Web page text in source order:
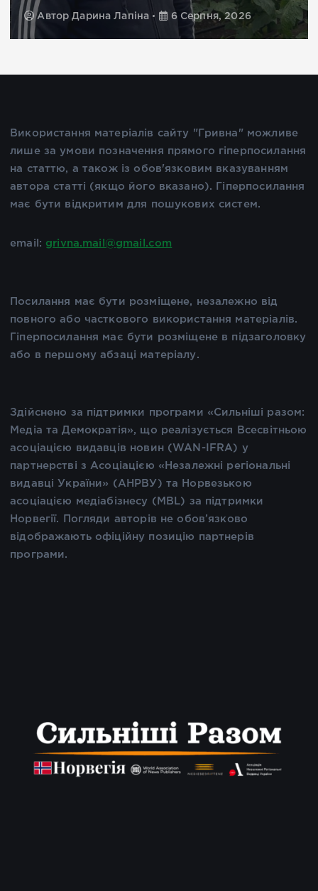
АвторДарина Лапіна 6 Серпня, 2026
Використання матеріалів сайту "Гривна" можливе
лише за умови позначення прямого гіперпосилання
на статтю, а також із обов'язковим вказуванням
автора статті (якщо його вказано). Гіперпосилання
має бути відкритим для пошукових систем.
email: grivna.mail@gmail.com
Посилання має бути розміщене, незалежно від
повного або часткового використання матеріалів.
Гіперпосилання має бути розміщене в підзаголовку
або в першому абзаці матеріалу.
Здійснено за підтримки програми «Сильніші разом:
Медіа та Демократія», що реалізується Всесвітньою
асоціацією видавців новин (WAN-IFRA) у
партнерстві з Асоціацією «Незалежні регіональні
видавці України» (АНРВУ) та Норвезькою
асоціацією медіабізнесу (MBL) за підтримки
Норвегії. Погляди авторів не обов’язково
відображають офіційну позицію партнерів
програми.